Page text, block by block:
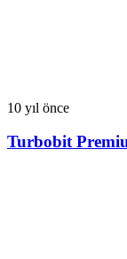
10 yıl önce
Turbobit